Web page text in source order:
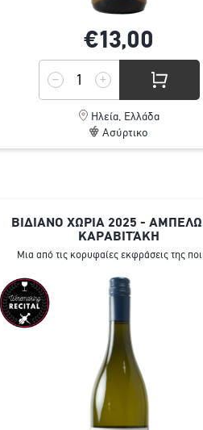
€13,00
Ηλεία, Ελλάδα
Ασύρτικο
ΒΙΔΙΑΝΟ ΧΩΡΙΑ 2025 -
ΚΑΡΑΒΙΤΆΚΗ
Μια από τις κορυφαίες εκφράσεις της